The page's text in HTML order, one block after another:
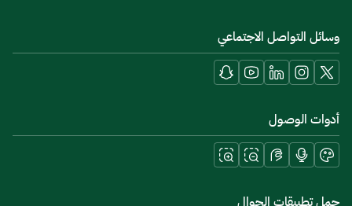
وسائل التواصل الاجتماعي
أدوات الوصول
حمل تطبيقات الجوال